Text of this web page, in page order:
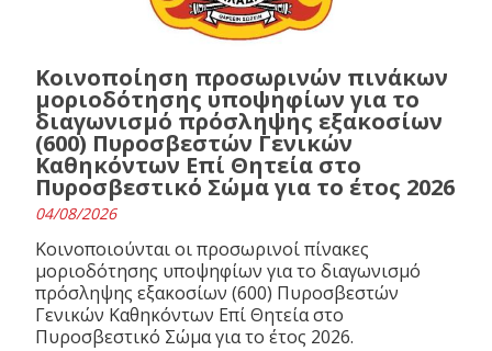
Κοινοποίηση προσωρινών πινάκων
μοριοδότησης υποψηφίων για το
διαγωνισμό πρόσληψης εξακοσίων
(600) Πυροσβεστών Γενικών
Καθηκόντων Επί Θητεία στο
Πυροσβεστικό Σώμα για το έτος 2026
04/08/2026
Κοινοποιούνται οι προσωρινοί πίνακες
μοριοδότησης υποψηφίων για το διαγωνισμό
πρόσληψης εξακοσίων (600) Πυροσβεστών
Γενικών Καθηκόντων Επί Θητεία στο
Πυροσβεστικό Σώμα για το έτος 2026.